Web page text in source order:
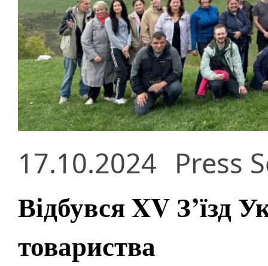
17.10.2024 Press
Відбувся XV З’їзд
товариства